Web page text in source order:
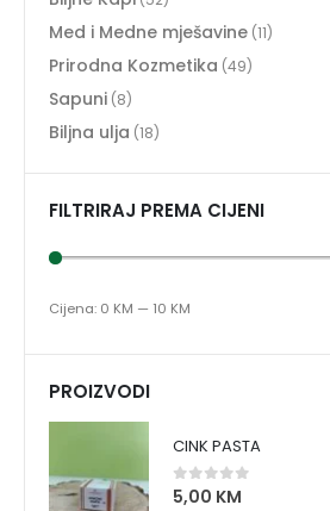
Med i Medne mješavine (11)
Prirodna Kozmetika (49)
Sapuni (8)
Biljna ulja (18)
FILTRIRAJ PREMA CIJENI
Cijena: 0 KM — 10 KM
PROIZVODI
CINK PASTA
0 out of 5
5,00 KM